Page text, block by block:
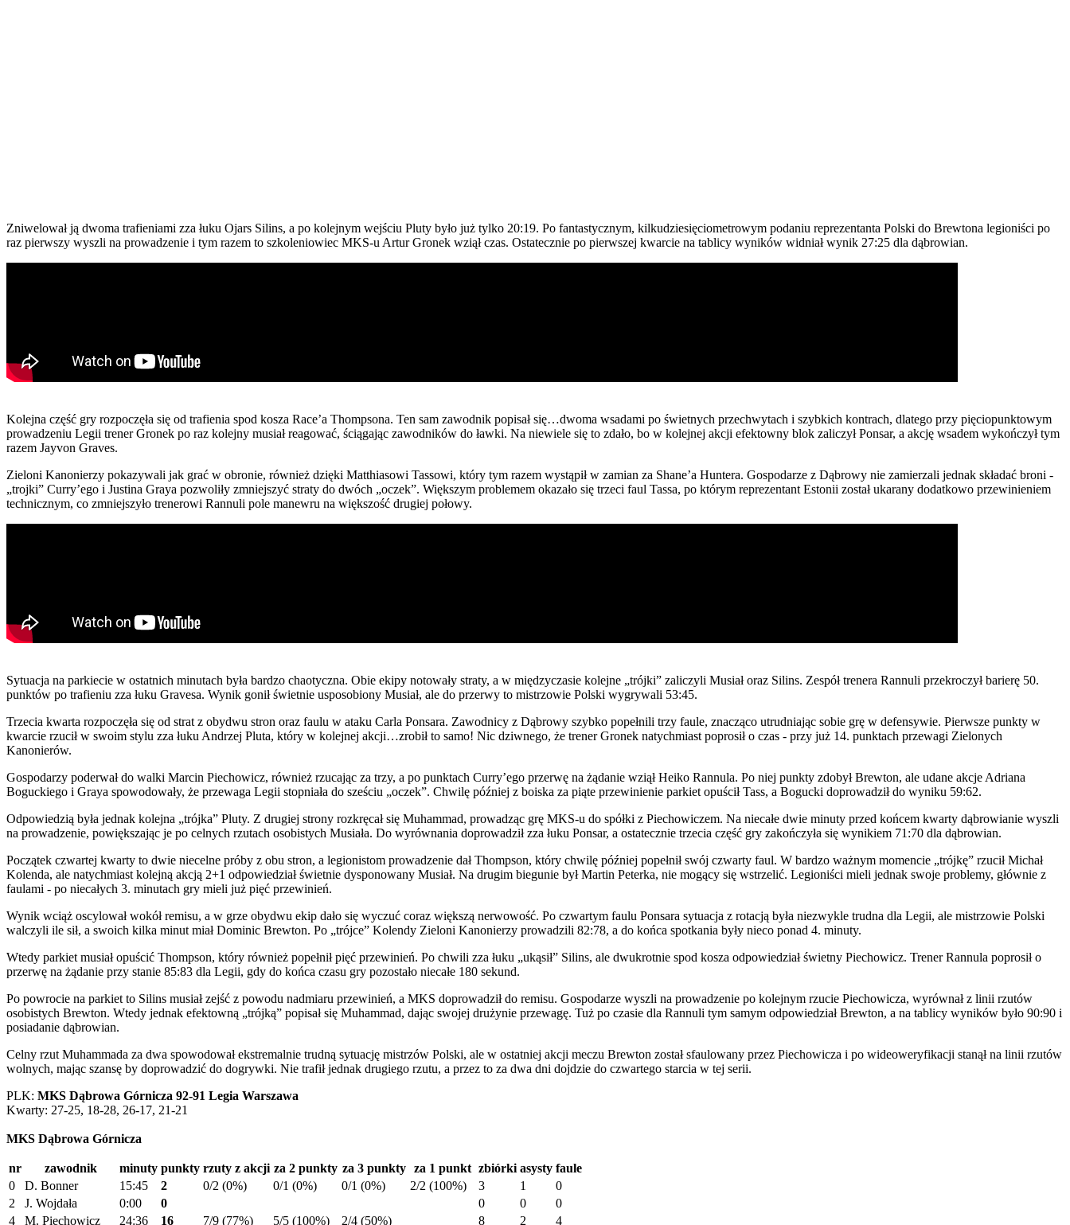
Zniwelował ją dwoma trafieniami zza łuku Ojars Silins, a po kolejnym wejściu Pluty było już tylko 20:19. Po fantastycznym, kilkudziesięciometrowym podaniu reprezentanta Polski do Brewtona legioniści po
raz pierwszy wyszli na prowadzenie i tym razem to szkoleniowiec MKS-u Artur Gronek wziął czas. Ostatecznie po pierwszej kwarcie na tablicy wyników widniał wynik 27:25 dla dąbrowian.
Kolejna część gry rozpoczęła się od trafienia spod kosza Race’a Thompsona. Ten sam zawodnik popisał się…dwoma wsadami po świetnych przechwytach i szybkich kontrach, dlatego przy pięciopunktowym
prowadzeniu Legii trener Gronek po raz kolejny musiał reagować, ściągając zawodników do ławki. Na niewiele się to zdało, bo w kolejnej akcji efektowny blok zaliczył Ponsar, a akcję wsadem wykończył tym
razem Jayvon Graves.
Zieloni Kanonierzy pokazywali jak grać w obronie, również dzięki Matthiasowi Tassowi, który tym razem wystąpił w zamian za Shane’a Huntera. Gospodarze z Dąbrowy nie zamierzali jednak składać broni -
„trojki” Curry’ego i Justina Graya pozwoliły zmniejszyć straty do dwóch „oczek”. Większym problemem okazało się trzeci faul Tassa, po którym reprezentant Estonii został ukarany dodatkowo przewinieniem
technicznym, co zmniejszyło trenerowi Rannuli pole manewru na większość drugiej połowy.
Sytuacja na parkiecie w ostatnich minutach była bardzo chaotyczna. Obie ekipy notowały straty, a w międzyczasie kolejne „trójki” zaliczyli Musiał oraz Silins. Zespół trenera Rannuli przekroczył barierę 50.
punktów po trafieniu zza łuku Gravesa. Wynik gonił świetnie usposobiony Musiał, ale do przerwy to mistrzowie Polski wygrywali 53:45.
Trzecia kwarta rozpoczęła się od strat z obydwu stron oraz faulu w ataku Carla Ponsara. Zawodnicy z Dąbrowy szybko popełnili trzy faule, znacząco utrudniając sobie grę w defensywie. Pierwsze punkty w
kwarcie rzucił w swoim stylu zza łuku Andrzej Pluta, który w kolejnej akcji…zrobił to samo! Nic dziwnego, że trener Gronek natychmiast poprosił o czas - przy już 14. punktach przewagi Zielonych
Kanonierów.
Gospodarzy poderwał do walki Marcin Piechowicz, również rzucając za trzy, a po punktach Curry’ego przerwę na żądanie wziął Heiko Rannula. Po niej punkty zdobył Brewton, ale udane akcje Adriana
Boguckiego i Graya spowodowały, że przewaga Legii stopniała do sześciu „oczek”. Chwilę później z boiska za piąte przewinienie parkiet opuścił Tass, a Bogucki doprowadził do wyniku 59:62.
Odpowiedzią była jednak kolejna „trójka” Pluty. Z drugiej strony rozkręcał się Muhammad, prowadząc grę MKS-u do spółki z Piechowiczem. Na niecałe dwie minuty przed końcem kwarty dąbrowianie wyszli
na prowadzenie, powiększając je po celnych rzutach osobistych Musiała. Do wyrównania doprowadził zza łuku Ponsar, a ostatecznie trzecia część gry zakończyła się wynikiem 71:70 dla dąbrowian.
Początek czwartej kwarty to dwie niecelne próby z obu stron, a legionistom prowadzenie dał Thompson, który chwilę później popełnił swój czwarty faul. W bardzo ważnym momencie „trójkę” rzucił Michał
Kolenda, ale natychmiast kolejną akcją 2+1 odpowiedział świetnie dysponowany Musiał. Na drugim biegunie był Martin Peterka, nie mogący się wstrzelić. Legioniści mieli jednak swoje problemy, głównie z
faulami - po niecałych 3. minutach gry mieli już pięć przewinień.
Wynik wciąż oscylował wokół remisu, a w grze obydwu ekip dało się wyczuć coraz większą nerwowość. Po czwartym faulu Ponsara sytuacja z rotacją była niezwykle trudna dla Legii, ale mistrzowie Polski
walczyli ile sił, a swoich kilka minut miał Dominic Brewton. Po „trójce” Kolendy Zieloni Kanonierzy prowadzili 82:78, a do końca spotkania były nieco ponad 4. minuty.
Wtedy parkiet musiał opuścić Thompson, który również popełnił pięć przewinień. Po chwili zza łuku „ukąsił” Silins, ale dwukrotnie spod kosza odpowiedział świetny Piechowicz. Trener Rannula poprosił o
przerwę na żądanie przy stanie 85:83 dla Legii, gdy do końca czasu gry pozostało niecałe 180 sekund.
Po powrocie na parkiet to Silins musiał zejść z powodu nadmiaru przewinień, a MKS doprowadził do remisu. Gospodarze wyszli na prowadzenie po kolejnym rzucie Piechowicza, wyrównał z linii rzutów
osobistych Brewton. Wtedy jednak efektowną „trójką” popisał się Muhammad, dając swojej drużynie przewagę. Tuż po czasie dla Rannuli tym samym odpowiedział Brewton, a na tablicy wyników było 90:90 i
posiadanie dąbrowian.
Celny rzut Muhammada za dwa spowodował ekstremalnie trudną sytuację mistrzów Polski, ale w ostatniej akcji meczu Brewton został sfaulowany przez Piechowicza i po wideoweryfikacji stanął na linii rzutów
wolnych, mając szansę by doprowadzić do dogrywki. Nie trafił jednak drugiego rzutu, a przez to za dwa dni dojdzie do czwartego starcia w tej serii.
PLK: MKS Dąbrowa Górnicza 92-91 Legia Warszawa
Kwarty: 27-25, 18-28, 26-17, 21-21
MKS Dąbrowa Górnicza
nr zawodnik minuty punkty rzuty z akcji za 2 punkty za 3 punkty za 1 punkt zbiórki asysty faule
0
D. Bonner 15:45 2 0/2 (0%) 0/1 (0%) 0/1 (0%) 2/2 (100%) 3 1
0
2
J. Wojdała 0:00 0 0 0
0
4
M. Piechowicz 24:36 16 7/9 (77%) 5/5 (100%) 2/4 (50%) 8 2 4